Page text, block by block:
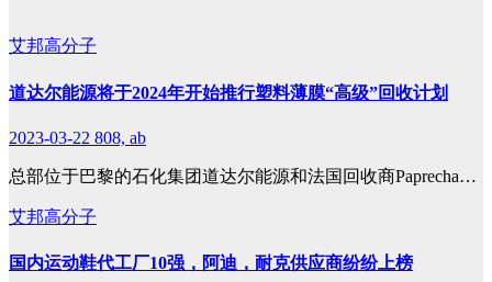
艾邦高分子
道达尔能源将于2024年开始推行塑料薄膜“高级”回收计划
2023-03-22 808, ab
总部位于巴黎的石化集团道达尔能源和法国回收商Paprecha…
艾邦高分子
国内运动鞋代工厂10强，阿迪，耐克供应商纷纷上榜